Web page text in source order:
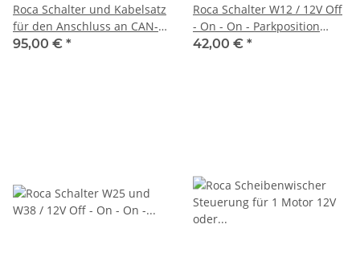
Roca Schalter und Kabelsatz
für den Anschluss an CAN-
Bus 532200/1210064
95,00 € *
Roca Schalter W12 / 12V Off
- On - On - Parkposition
466099/1210016
42,00 € *